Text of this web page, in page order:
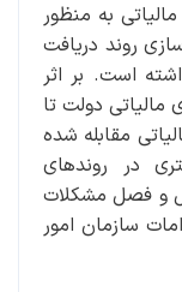
به منظور
روند دریافت
است. بر اثر
دولت تا
مقابله شده
در روندهای
و فصل مشکلات
سازمان امور